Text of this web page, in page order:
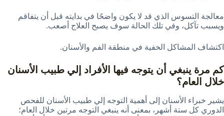
معالجة التسوس الذي قد لا يكون واضحًا في بدايته قبل أن يتفاقم
ويسبب تآكل، وفي تلك الحالة سوف يصبح العلاج أصعب.
اكتشاف المشاكل الخفية في منطقة الفم والأسنان.
كم مرة ينبغي أن يتوجه فيها الأفراد إلي طبيب الأسنان
خلال العام؟
يشير خبراء الأسنان إلى أهمية التوجه إلي طبيب الأسنان للفحص
الدوري كل ستة أشهر، بمعنى أنه ينبغي التوجه مرتين خلال العام؛